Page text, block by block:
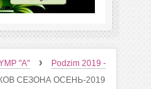
"A" ›
Podzim 2019 -
СЕЗОНА ОСЕНЬ-2019